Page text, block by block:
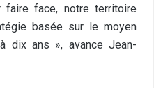
face, notre territoire
basée sur le moyen
dix ans », avance Jean-